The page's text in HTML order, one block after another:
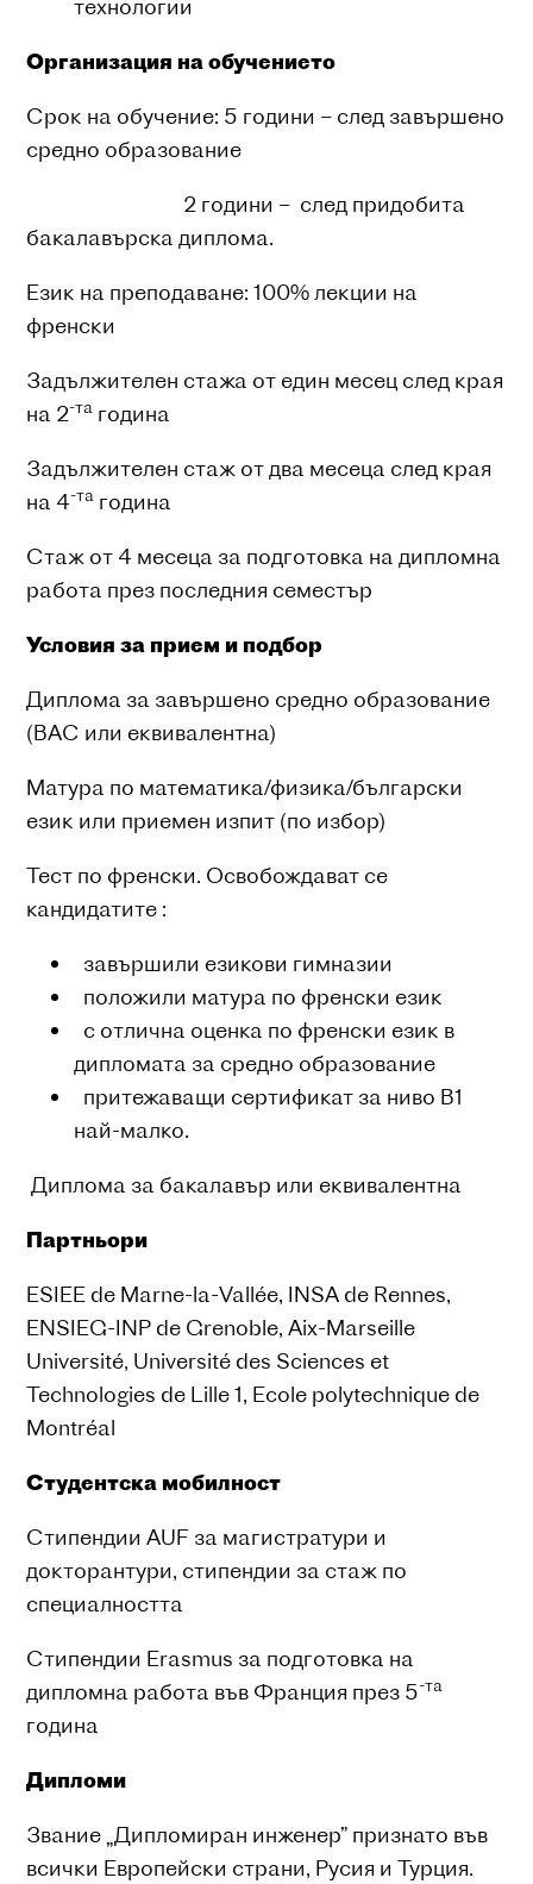
технологии
Организация на обучението
Срок на обучение: 5 години – след завършено
средно образование
2 години – след придобита
бакалавърска диплома.
Език на преподаване: 100% лекции на
френски
Задължителен стажа от един месец след края
на 2-та година
Задължителен стаж от два месеца след края
на 4-та година
Стаж от 4 месеца за подготовка на дипломна
работа през последния семестър
Условия за прием и подбор
Диплома за завършено средно образование
(BAC или еквивалентна)
Матура по математика/физика/български
език или приемен изпит (по избор)
Тест по френски. Освобождават се
кандидатите :
завършили езикови гимназии
положили матура по френски език
с отлична оценка по френски език в
дипломата за средно образование
притежаващи сертификат за ниво B1
най-малко.
Диплома за бакалавър или еквивалентна
Партньори
ESIEE de Marne-la-Vallée, INSA de Rennes,
ENSIEG-INP de Grenoble, Aix-Marseille
Université, Université des Sciences et
Technologies de Lille 1, Еcole polytechnique de
Montréal
Студентска мобилност
Стипендии AUF за магистратури и
докторантури, стипендии за стаж по
специалността
Стипендии Erasmus за подготовка на
дипломна работа във Франция през 5-та
година
Дипломи
Звание „Дипломиран инженер” признато във
всички Европейски страни, Русия и Турция.